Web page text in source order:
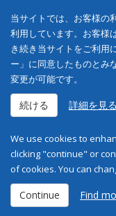
当サイトでは、お客様の
利用しています。お客様
き続き当サイトをご利用
ー」に同意したものとみ
変更が可能です。
続ける 詳細を見る
We use cookies to
clicking "continue" or
of cookies. You can
Continue Find